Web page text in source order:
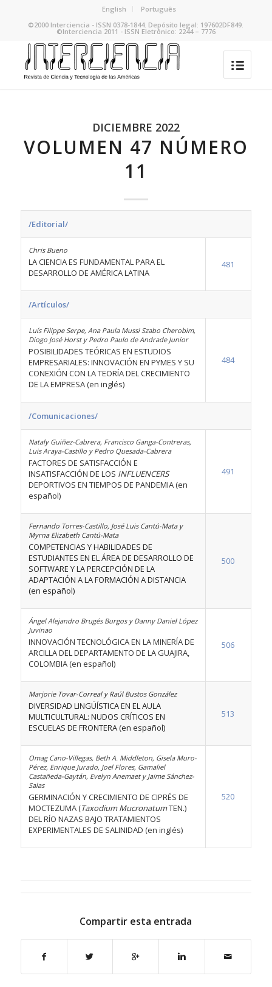
English
Português
©2000 Interciencia - ISSN 0378-1844. Depósito legal: 197602DF849.
©Interciencia 2011 - ISSN Eletrônico: 2244 – 7776
DICIEMBRE 2022
VOLUMEN 47 NÚMERO
11
/Editorial/
Chris Bueno
LA CIENCIA ES FUNDAMENTAL PARA EL
DESARROLLO DE AMÉRICA LATINA
481
/Artículos/
Luís Filippe Serpe, Ana Paula Mussi Szabo Cherobim,
Diogo José Horst y Pedro Paulo de Andrade Junior
POSIBILIDADES TEÓRICAS EN ESTUDIOS
EMPRESARIALES: INNOVACIÓN EN PYMES Y SU
CONEXIÓN CON LA TEORÍA DEL CRECIMIENTO
DE LA EMPRESA (en inglés)
484
/Comunicaciones/
Nataly Guiñez-Cabrera, Francisco Ganga-Contreras,
Luis Araya-Castillo y Pedro Quesada-Cabrera
FACTORES DE SATISFACCIÓN E
INSATISFACCIÓN DE LOS INFLUENCERS
DEPORTIVOS EN TIEMPOS DE PANDEMIA (en
español)
491
Fernando Torres-Castillo, José Luis Cantú-Mata y
Myrna Elizabeth Cantú-Mata
COMPETENCIAS Y HABILIDADES DE
ESTUDIANTES EN EL ÁREA DE DESARROLLO DE
SOFTWARE Y LA PERCEPCIÓN DE LA
ADAPTACIÓN A LA FORMACIÓN A DISTANCIA
(en español)
500
Ángel Alejandro Brugés Burgos y Danny Daniel López
Juvinao
INNOVACIÓN TECNOLÓGICA EN LA MINERÍA DE
ARCILLA DEL DEPARTAMENTO DE LA GUAJIRA,
COLOMBIA (en español)
506
Marjorie Tovar-Correal y Raúl Bustos González
DIVERSIDAD LINGÜÍSTICA EN EL AULA
MULTICULTURAL: NUDOS CRÍTICOS EN
ESCUELAS DE FRONTERA (en español)
513
Omag Cano-Villegas, Beth A. Middleton, Gisela Muro-
Pérez, Enrique Jurado, Joel Flores, Gamaliel
Castañeda-Gaytán, Evelyn Anemaet y Jaime Sánchez-
Salas
GERMINACIÓN Y CRECIMIENTO DE CIPRÉS DE
MOCTEZUMA (Taxodium MucronatumTEN.)
DEL RÍO NAZAS BAJO TRATAMIENTOS
EXPERIMENTALES DE SALINIDAD (en inglés)
520
Compartir esta entrada